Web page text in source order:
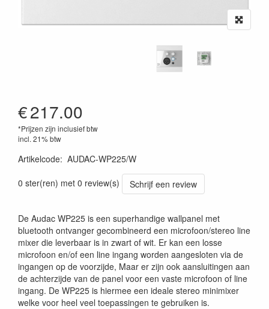
€217.00
*Prijzen zijn inclusief btw
incl. 21% btw
Artikelcode: AUDAC-WP225/W
0 ster(ren) met 0 review(s)
Schrijf een review
De Audac WP225 is een superhandige wallpanel met
bluetooth ontvanger gecombineerd een microfoon/stereo line
mixer die leverbaar is in zwart of wit. Er kan een losse
microfoon en/of een line ingang worden aangesloten via de
ingangen op de voorzijde, Maar er zijn ook aansluitingen aan
de achterzijde van de panel voor een vaste microfoon of line
ingang. De WP225 is hiermee een ideale stereo minimixer
welke voor heel veel toepassingen te gebruiken is.